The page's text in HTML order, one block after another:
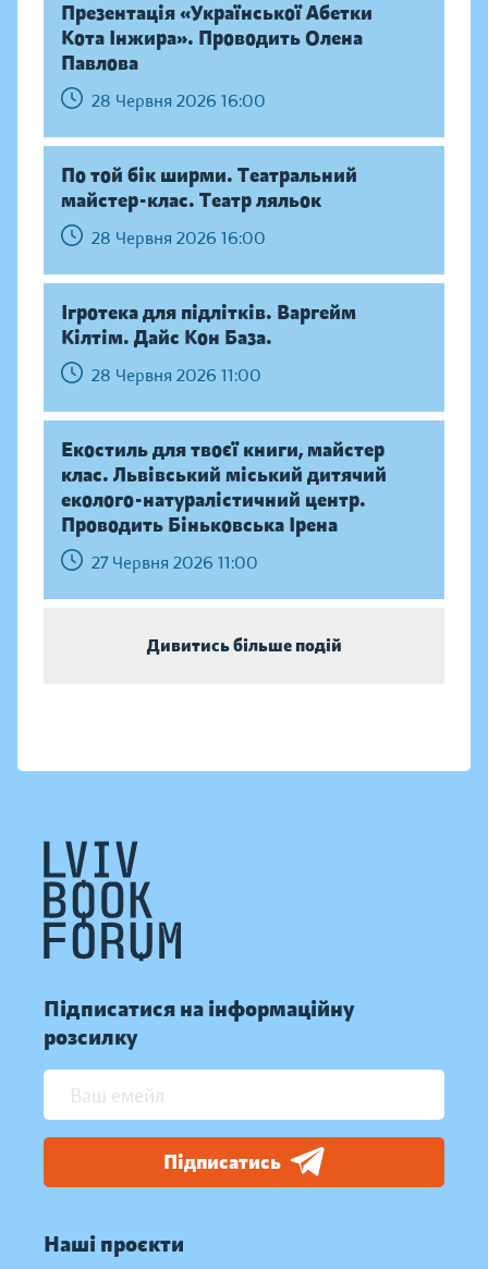
Презентація «Української Абетки
Кота Інжира». Проводить Олена
Павлова
28 Червня 2026 16:00
По той бік ширми. Театральний
майстер-клас. Театр ляльок
28 Червня 2026 16:00
Ігротека для підлітків. Варгейм
Кілтім. Дайс Кон База.
28 Червня 2026 11:00
Екостиль для твоєї книги, майстер
клас. Львівський міський дитячий
еколого-натуралістичний центр.
Проводить Біньковська Ірена
27 Червня 2026 11:00
Дивитись більше подій
Підписатися на інформаційну
розсилку
Підписатись
Наші проєкти